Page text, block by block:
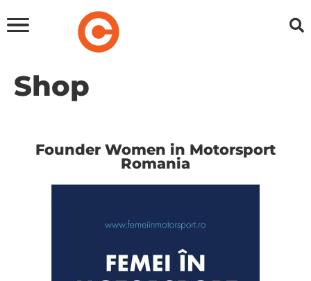
Shop
Founder Women in Motorsport
Romania